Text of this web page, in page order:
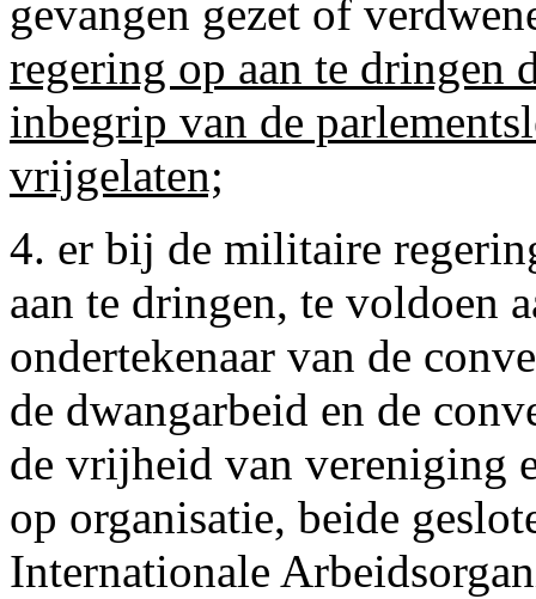
gevangen gezet of
regering op aan te dringen
inbegrip van de
vrijgelaten;
4. er bij de militaire
aan te dringen, te voldoen
ondertekenaar van de
de dwangarbeid en de
de vrijheid van vereniging
op organisatie, beide
Internationale